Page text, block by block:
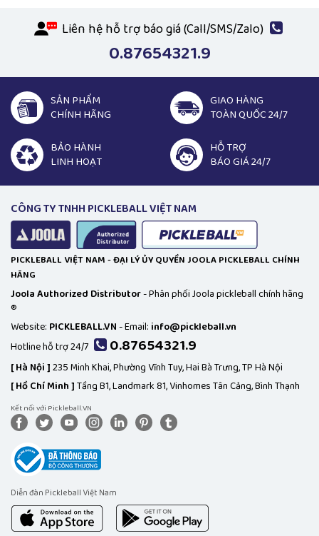
Liên hệ hỗ trợ báo giá (Call/SMS/Zalo)
0.87654321.9
SẢN PHẨM
CHÍNH HÃNG
GIAO HÀNG
TOÀN QUỐC 24/7
BẢO HÀNH
LINH HOẠT
HỖ TRỢ
BÁO GIÁ 24/7
CÔNG TY TNHH PICKLEBALL VIỆT NAM
PICKLEBALL VIỆT NAM - ĐẠI LÝ ỦY QUYỀN JOOLA PICKLEBALL CHÍNH
HÃNG
Joola Authorized Distributor- Phân phối Joola pickleball chính hãng
®
Website: PICKLEBALL.VN- Email: info@pickleball.vn
Hotline hỗ trợ 24/7
0.87654321.9
[Hà Nội ]235 Minh Khai, Phường Vĩnh Tuy, Hai Bà Trưng, TP Hà Nội
[Hồ Chí Minh ]Tầng B1, Landmark 81, Vinhomes Tân Cảng, Bình Thạnh
Kết nối với Pickleball.VN
Diễn đàn Pickleball Việt Nam